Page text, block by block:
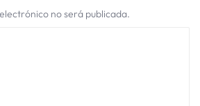
no será publicada.